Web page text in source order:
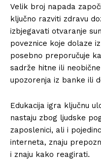
Velik broj napada
ključno razviti zdravu
izbjegavati otvaranje
poveznice koje dolaze
posebno preporučuje
sadrže hitne ili
upozorenja iz banke ili
Edukacija igra ključnu
nastaju zbog ljudske
zaposlenici, ali i
interneta, znaju
i znaju kako reagirati.